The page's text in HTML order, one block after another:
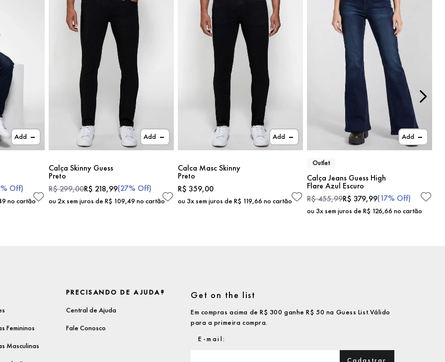
Add
Off)
no cartão
Add
Calça Skinny Guess
Preto
R$299,00R$ 218,99(27% Off)
ou2x sem juros de R$ 109,49 no cartão
Add
Calca Masc Skinny
Preto
R$ 359,00
ou 3x sem juros de R$ 119,66 no cartão
Add
Outlet
Calça Jeans Guess High
Flare Azul Escuro
R$455,99R$ 379,99(17% Off)
ou 3x sem juros de R$ 126,66 no cartão
Femininos
Masculinas
PRECISANDO DE AJUDA?
Central de Ajuda
Fale Conosco
Get on the list
Em compras acima de R$ 300 ganhe R$ 50 na Guess List.Válido
para a primeira compra.
Cadastrar